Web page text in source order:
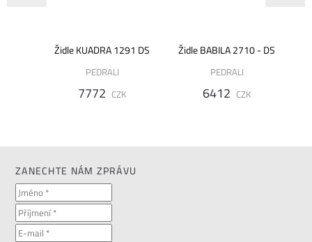
Židle KUADRA 1291 DS
PEDRALI
7772 CZK
Židle BABILA 2710 - DS
PEDRALI
6412 CZK
ZANECHTE NÁM ZPRÁVU